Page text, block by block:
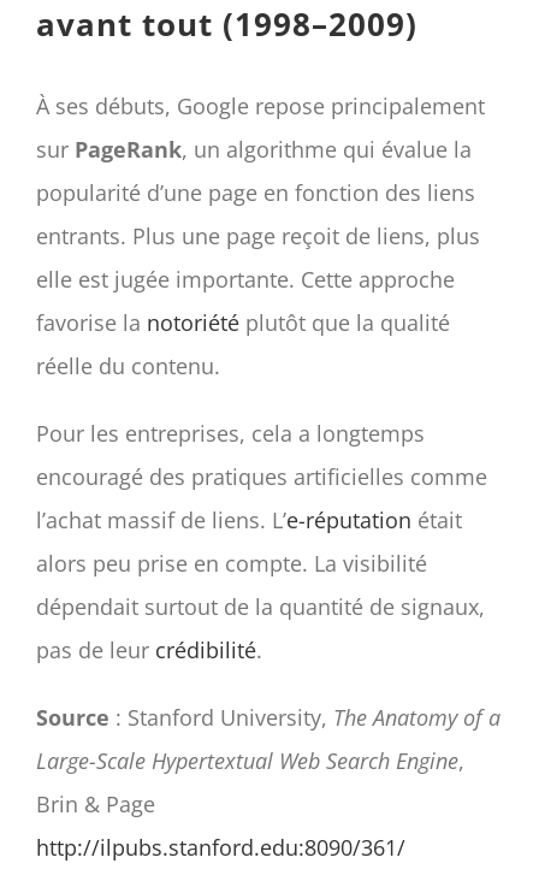
avant tout (1998–2009)
À ses débuts, Google repose principalement
sur PageRank, un algorithme qui évalue la
popularité d’une page en fonction des liens
entrants. Plus une page reçoit de liens, plus
elle est jugée importante. Cette approche
favorise la notoriétéplutôt que la qualité
réelle du contenu.
Pour les entreprises, cela a longtemps
encouragé des pratiques artificielles comme
l’achat massif de liens. L’e-réputation était
alors peu prise en compte. La visibilité
dépendait surtout de la quantité de signaux,
pas de leur crédibilité.
Source : Stanford University, The Anatomy of a
Large-Scale Hypertextual Web Search Engine,
Brin & Page
http://ilpubs.stanford.edu:8090/361/